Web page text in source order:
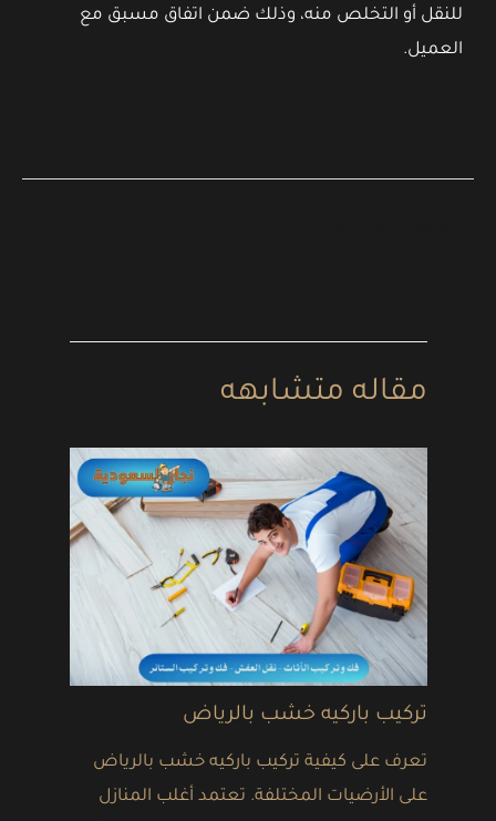
للنقل أو التخلص منه، وذلك ضمن اتفاق مسبق مع
العميل.
مقاله متشابهه
تركيب باركيه خشب بالرياض
تعرف على كيفية تركيب باركيه خشب بالرياض
على الأرضيات المختلفة. تعتمد أغلب المنازل